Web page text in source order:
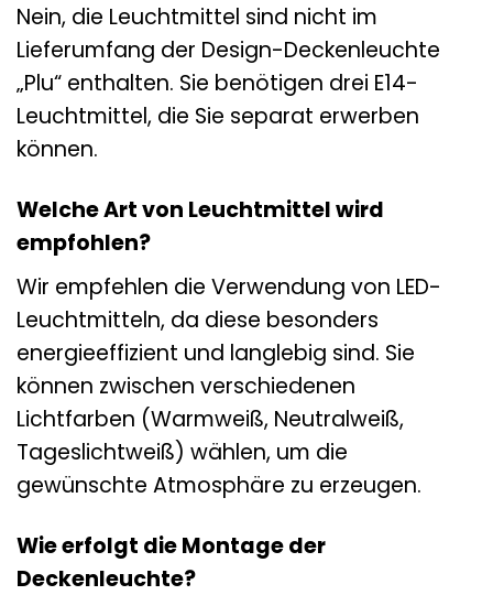
Nein, die Leuchtmittel sind nicht im
Lieferumfang der Design-Deckenleuchte
„Plu“ enthalten. Sie benötigen drei E14-
Leuchtmittel, die Sie separat erwerben
können.
Welche Art von Leuchtmittel wird
empfohlen?
Wir empfehlen die Verwendung von LED-
Leuchtmitteln, da diese besonders
energieeffizient und langlebig sind. Sie
können zwischen verschiedenen
Lichtfarben (Warmweiß, Neutralweiß,
Tageslichtweiß) wählen, um die
gewünschte Atmosphäre zu erzeugen.
Wie erfolgt die Montage der
Deckenleuchte?